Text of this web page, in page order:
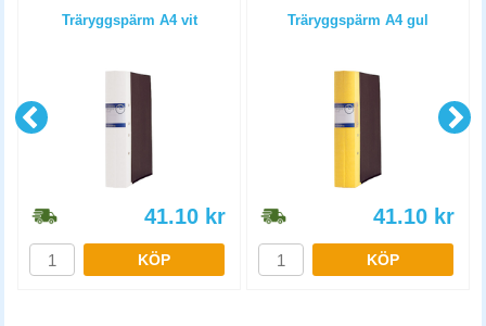
Träryggspärm A4 vit
41.10 kr
KÖP
Träryggspärm A4 gul
41.10 kr
KÖP